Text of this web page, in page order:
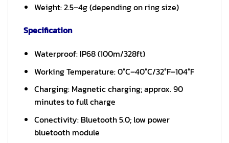
Weight: 2.5–4g (depending on ring size)
Specification
Waterproof: IP68 (100m/328ft)
Working Temperature: 0°C–40°C/32°F–104°F
Charging: Magnetic charging; approx. 90
minutes to full charge
Conectivity: Bluetooth 5.0; low power
bluetooth module